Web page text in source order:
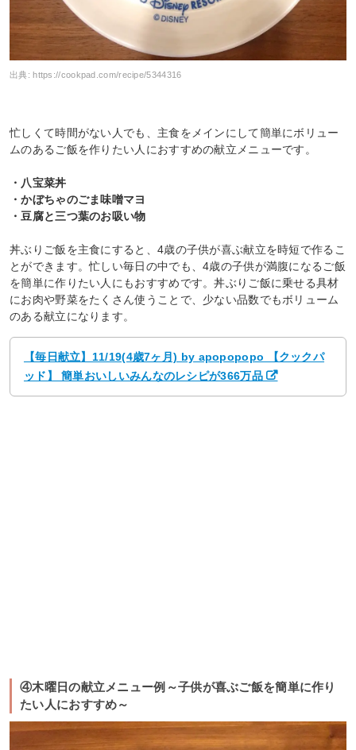
出典:https://cookpad.com/recipe/5344316
忙しくて時間がない人でも、主食をメインにして簡単にボリュー
ムのあるご飯を作りたい人におすすめの献立メニューです。
・八宝菜丼
・かぼちゃのごま味噌マヨ
・豆腐と三つ葉のお吸い物
丼ぶりご飯を主食にすると、4歳の子供が喜ぶ献立を時短で作るこ
とができます。忙しい毎日の中でも、4歳の子供が満腹になるご飯
を簡単に作りたい人にもおすすめです。丼ぶりご飯に乗せる具材
にお肉や野菜をたくさん使うことで、少ない品数でもボリューム
のある献立になります。
【毎日献立】11/19(4歳7ヶ月) by apopopopo 【クックパ
ッド】 簡単おいしいみんなのレシピが366万品
④木曜日の献立メニュー例～子供が喜ぶご飯を簡単に作り
たい人におすすめ～